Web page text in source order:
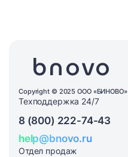
Copyright © 2025 ООО «БИНОВО»
Техподдержка 24/7
8 (800) 222-74-43
help@bnovo.ru
Отдел продаж